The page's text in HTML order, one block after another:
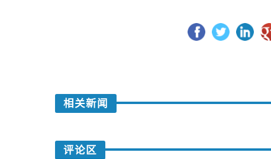
相关新闻
评论区